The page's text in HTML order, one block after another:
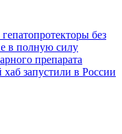
без
в полную силу
препарата
запустили в России